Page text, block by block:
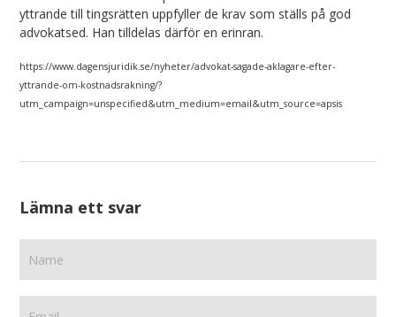
yttrande till tingsrätten uppfyller de krav som ställs på god
advokatsed. Han tilldelas därför en erinran.
https://www.dagensjuridik.se/nyheter/advokat-sagade-aklagare-efter-
yttrande-om-kostnadsrakning/?
utm_campaign=unspecified&utm_medium=email&utm_source=apsis
Lämna ett svar